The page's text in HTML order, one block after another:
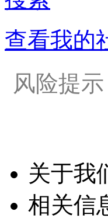
查看我的
风险提
关于我
相关信